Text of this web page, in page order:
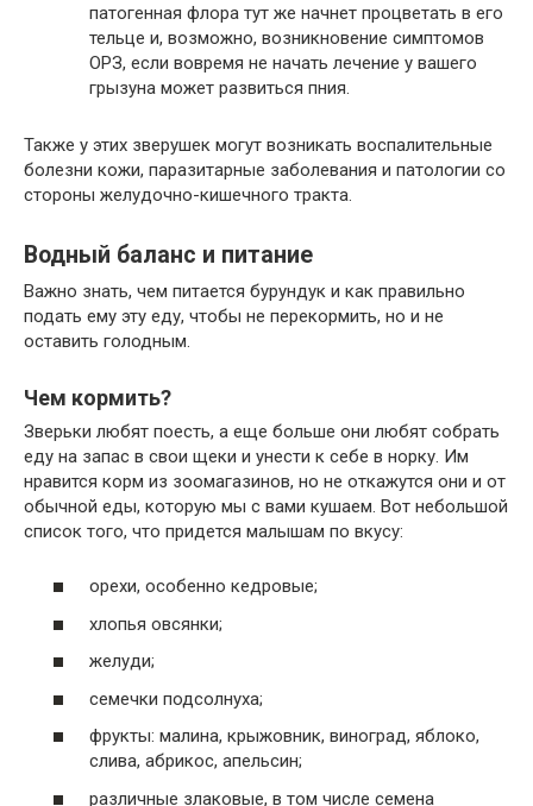
патогенная флора тут же начнет процветать в его
тельце и, возможно, возникновение симптомов
ОРЗ, если вовремя не начать лечение у вашего
грызуна может развиться пния.
Также у этих зверушек могут возникать воспалительные
болезни кожи, паразитарные заболевания и патологии со
стороны желудочно-кишечного тракта.
Водный баланс и питание
Важно знать, чем питается бурундук и как правильно
подать ему эту еду, чтобы не перекормить, но и не
оставить голодным.
Чем кормить?
Зверьки любят поесть, а еще больше они любят собрать
еду на запас в свои щеки и унести к себе в норку. Им
нравится корм из зоомагазинов, но не откажутся они и от
обычной еды, которую мы с вами кушаем. Вот небольшой
список того, что придется малышам по вкусу:
орехи, особенно кедровые;
хлопья овсянки;
желуди;
семечки подсолнуха;
фрукты: малина, крыжовник, виноград, яблоко,
слива, абрикос, апельсин;
различные злаковые, в том числе семена